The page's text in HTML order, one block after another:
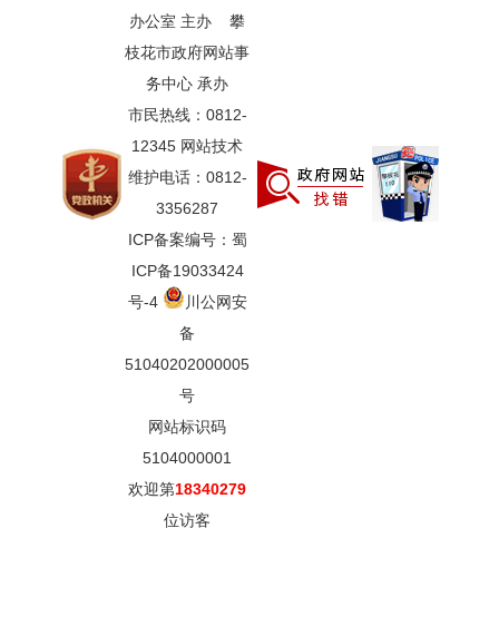
办公室 主办 攀
枝花市政府网站事
务中心 承办
市民热线：0812-
12345 网站技术
维护电话：0812-
3356287
ICP备案编号：蜀
ICP备19033424
号-4
川公网安
备
51040202000005
号
网站标识码
5104000001
欢迎第18340279
位访客